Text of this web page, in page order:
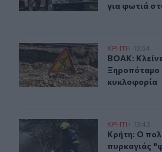
για φωτιά
ΒΟΑΚ: Κλείνει την Τρίτη στον
ΚΡΗΤΗ 13:54
ΒΟΑΚ:
ΒΟΑΚ:
Ξηροπόταμο
κυκλοφορία
Κρήτη: Ο πολύ υψηλόςΚΡΗΤΗ 13:43
Κρήτη: Ο
Κρήτη: Ο
πυρκαγιάς